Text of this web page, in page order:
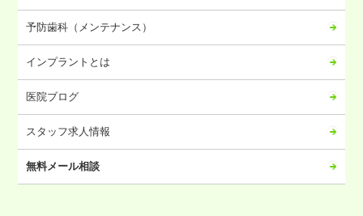
予防歯科（メンテナンス）
インプラントとは
医院ブログ
スタッフ求人情報
無料メール相談